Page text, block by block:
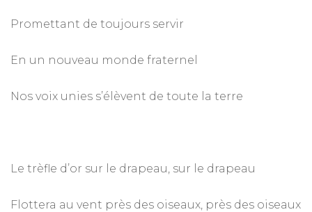
Promettant de toujours servir
En un nouveau monde fraternel
Nos voix unies s’élèvent de toute la terre
Le trèfle d’or sur le drapeau, sur le drapeau
Flottera au vent près des oiseaux, près des oiseaux